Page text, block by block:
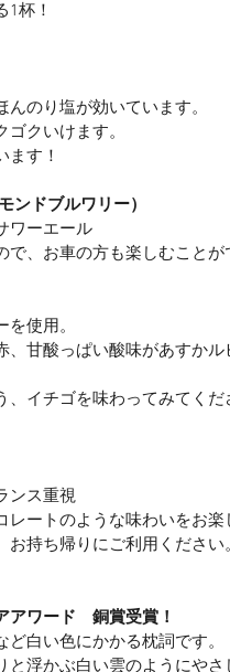
1杯！
のり塩が効いています。
クいけます。
ます！
ンドブルワリー）
ワーエール
、お車の方も楽しむことが
使用。
甘酸っぱい酸味があすか
イチゴを味わってみてくだ
ンス重視
ートのような味わいをお楽
持ち帰りにご利用ください。
アワード　銅賞受賞！
白い色にかかる枕詞です。
と浮かぶ白い雲のようにや